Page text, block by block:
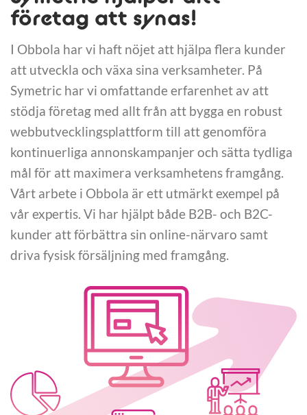
företag att synas!
I Obbola har vi haft nöjet att hjälpa flera kunder
att utveckla och växa sina verksamheter. På
Symetric har vi omfattande erfarenhet av att
stödja företag med allt från att bygga en robust
webbutvecklingsplattform till att genomföra
kontinuerliga annonskampanjer och sätta tydliga
mål för att maximera verksamhetens framgång.
Vårt arbete i Obbola är ett utmärkt exempel på
vår expertis. Vi har hjälpt både B2B- och B2C-
kunder att förbättra sin online-närvaro samt
driva fysisk försäljning med framgång.